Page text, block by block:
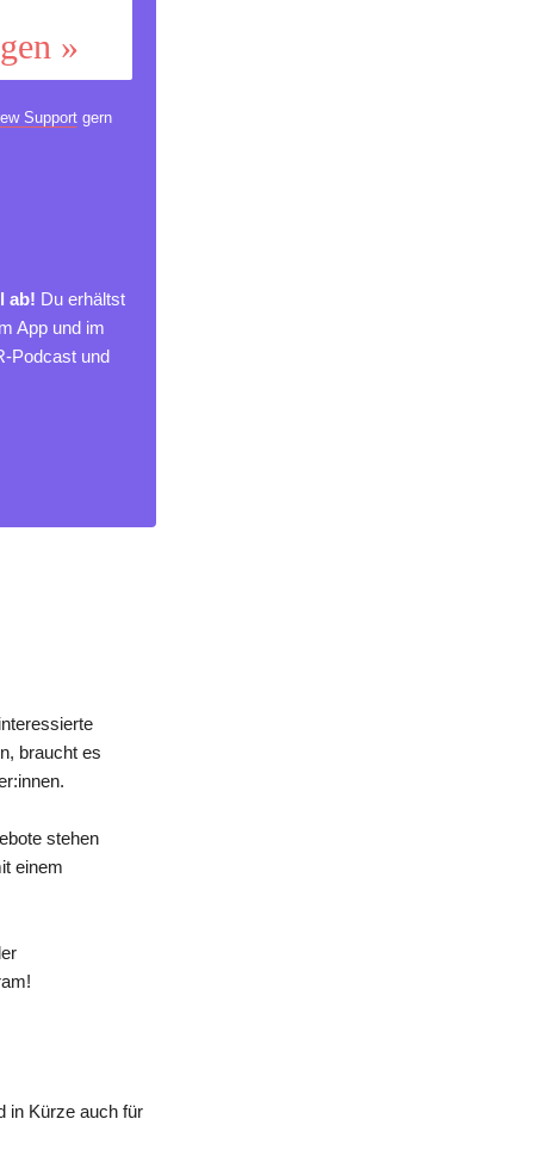
»
Supportgern
ab! Du erhältst
App und im
Podcast und
braucht es
stehen
einem
in Kürze auch für